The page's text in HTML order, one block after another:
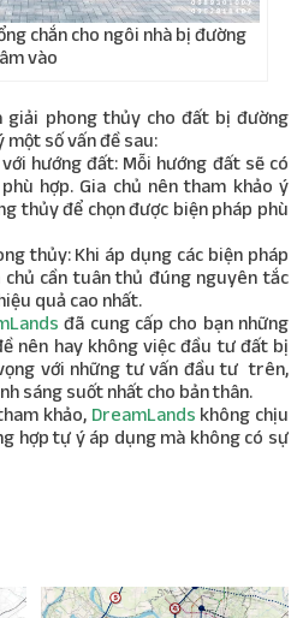
chắn cho ngôi nhà bị đường
vào
giải phong thủy cho đất bị đường
một số vấn đề sau:
hướng đất: Mỗi hướng đất sẽ có
hợp. Gia chủ nên tham khảo ý
thủy để chọn được biện pháp phù
thủy: Khi áp dụng các biện pháp
cần tuân thủ đúng nguyên tắc
quả cao nhất.
đã cung cấp cho bạn những
nên hay không việc đầu tư đất bị
với những tư vấn đầu tư trên,
sáng suốt nhất cho bản thân.
khảo, DreamLands không chịu
hợp tự ý áp dụng mà không có sự